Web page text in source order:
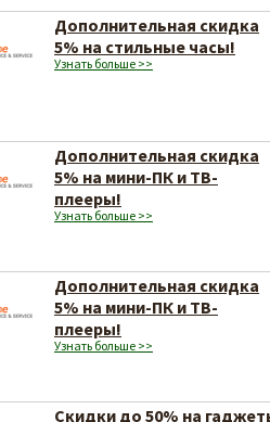
Дополнительная скидка
5% на стильные часы!
Узнать больше >>
Дополнительная скидка
5% на мини-ПК и ТВ-
плееры!
Узнать больше >>
Дополнительная скидка
5% на мини-ПК и ТВ-
плееры!
Узнать больше >>
Скидки до 50% на